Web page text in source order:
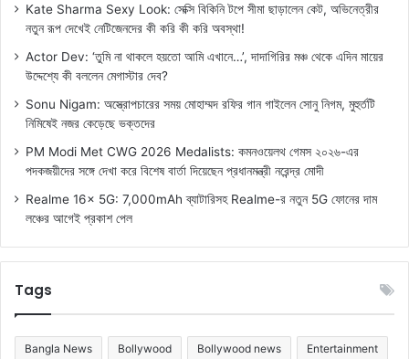
Kate Sharma Sexy Look: সেক্সি বিকিনি টপে সীমা ছাড়ালেন কেট, অভিনেত্রীর
নতুন রূপ দেখেই নেটিজেনদের কী করি কী করি অবস্থা!
Actor Dev: ‘তুমি না থাকলে হয়তো আমি এখানে…’, দাদাগিরির মঞ্চ থেকে এদিন মায়ের
উদ্দেশ্যে কী বললেন মেগাস্টার দেব?
Sonu Nigam: অস্ত্রোপচারের সময় মোহাম্মদ রফির গান গাইলেন সোনু নিগম, মুহুর্তটি
নিমিষেই নজর কেড়েছে ভক্তদের
PM Modi Met CWG 2026 Medalists: কমনওয়েলথ গেমস ২০২৬-এর
পদকজয়ীদের সঙ্গে দেখা করে বিশেষ বার্তা দিয়েছেন প্রধানমন্ত্রী নরেন্দ্র মোদী
Realme 16x 5G: 7,000mAh ব্যাটারিসহ Realme-র নতুন 5G ফোনের দাম
লঞ্চের আগেই প্রকাশ পেল
Tags
Bangla News Bollywood Bollywood news Entertainment